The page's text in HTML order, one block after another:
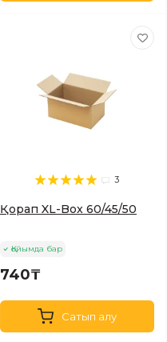
3
Қорап XL-Box 60/45/50
Қойымда бар
740₸
Сатып алу